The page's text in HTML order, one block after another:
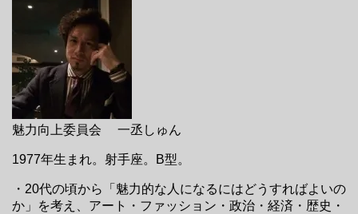
魅力向上委員会 一丞しゅん
1977年生まれ。射手座。B型。
・20代の頃から「魅力的な人になるにはどうすればよいの
か」を考え、アート・ファッション・政治・経済・歴史・